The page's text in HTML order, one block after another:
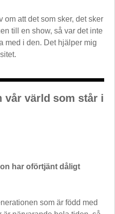
att det som sker, det sker
till en show, så var det inte
med i den. Det hjälper mig
vår värld som står i
har oförtjänt dåligt
som är född med